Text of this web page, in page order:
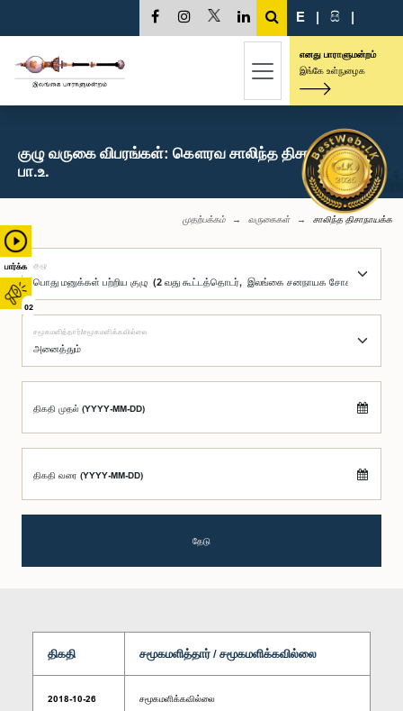
பார்க்க
02
E | සි |
எனது பாராளுமன்றம்
இங்கே உள்நுழைக
குழு வருகை விபரங்கள்: கௌரவ சாலிந்த திசாநாயக்க,
பா.உ.
முதற்பக்கம் வருகைகள் சாலிந்த திசாநாயக்க
குழு
சமூகமளித்தார்/சமூகமளிக்கவில்லை
திகதி முதல் (YYYY-MM-DD)
திகதி வரை (YYYY-MM-DD)
தேடு
திகதி சமூகமளித்தார் / சமூகமளிக்கவில்லை
2018-10-26 சமூகமளிக்கவில்லை